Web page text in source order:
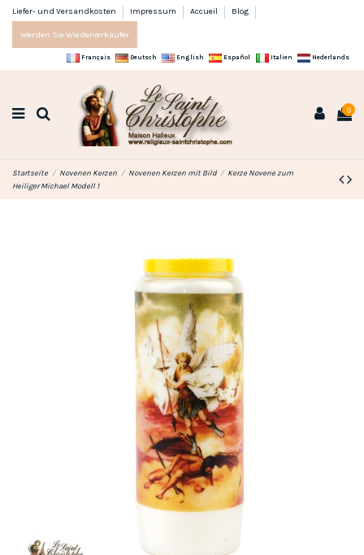
Liefer- und Versandkosten Impressum Accueil Blog
Werden Sie Wiederverkäufer
Français Deutsch English Español Italien Nederlands
0
Startseite Novenen Kerzen Novenen Kerzen mit Bild
Kerze Novene zum
Heiliger Michael Modell 1